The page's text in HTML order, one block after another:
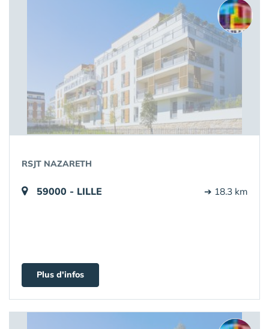
RSJT NAZARETH
59000 - LILLE ➔ 18.3 km
Plus d'infos